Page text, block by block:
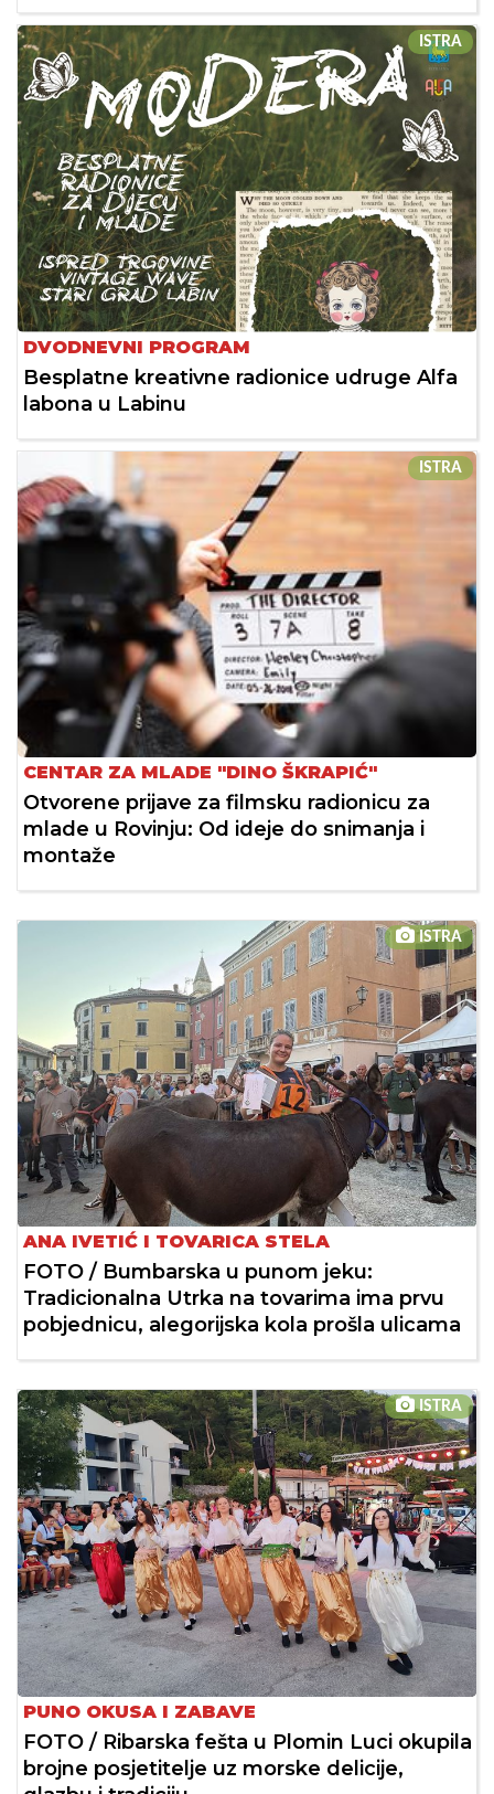
ISTRA
DVODNEVNI PROGRAM
Besplatne kreativne radionice udruge Alfa
labona u Labinu
ISTRA
CENTAR ZA MLADE "DINO ŠKRAPIĆ"
Otvorene prijave za filmsku radionicu za
mlade u Rovinju: Od ideje do snimanja i
montaže
ISTRA
ANA IVETIĆ I TOVARICA STELA
FOTO / Bumbarska u punom jeku:
Tradicionalna Utrka na tovarima ima prvu
pobjednicu, alegorijska kola prošla ulicama
ISTRA
PUNO OKUSA I ZABAVE
FOTO / Ribarska fešta u Plomin Luci okupila
brojne posjetitelje uz morske delicije,